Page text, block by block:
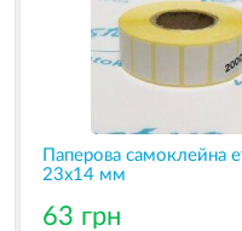
Паперова самоклейна
23х14 мм
63 грн